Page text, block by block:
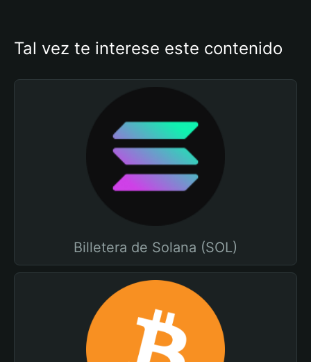
Tal vez te interese este contenido
Billetera de Solana (SOL)